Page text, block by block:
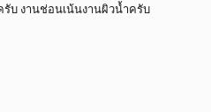
รับ งานช่อนเน้นงานผิวน้ำครับ